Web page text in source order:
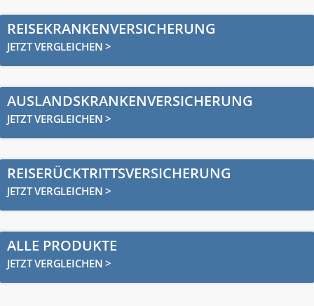
REISEKRANKENVERSICHERUNG
JETZT VERGLEICHEN >
AUSLANDSKRANKENVERSICHERUNG
JETZT VERGLEICHEN >
REISERÜCKTRITTSVERSICHERUNG
JETZT VERGLEICHEN >
ALLE PRODUKTE
JETZT VERGLEICHEN >